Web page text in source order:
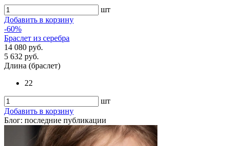
шт
Добавить в корзину
-60%
Браслет из серебра
14 080 руб.
5 632 руб.
Длина (браслет)
22
шт
Добавить в корзину
Блог: последние публикации